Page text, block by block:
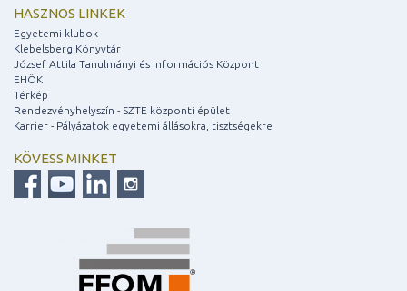
HASZNOS LINKEK
Egyetemi klubok
Klebelsberg Könyvtár
József Attila Tanulmányi és Információs Központ
EHÖK
Térkép
Rendezvényhelyszín - SZTE központi épület
Karrier - Pályázatok egyetemi állásokra, tisztségekre
KÖVESS MINKET